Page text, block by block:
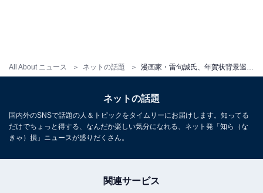
All About ニュース ネットの話題
ネットの話題
国内外のSNSで話題の人＆トピックをタイムリーにお届けします。知ってる
だけでちょっと得する、なんだか楽しい気分になれる、ネット発「知ら（な
きゃ）損」ニュースが盛りだくさん。
関連サービス